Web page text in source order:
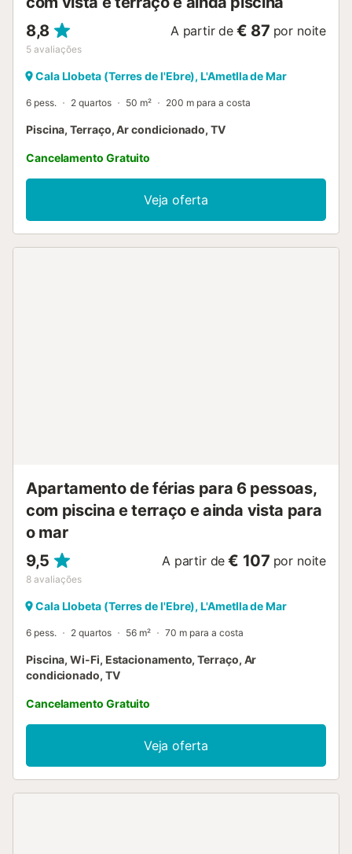
8,8
5 avaliações
A partir de € 87 por noite
Cala Llobeta (Terres de l'Ebre), L'Ametlla de Mar
6 pess. 2 quartos 50 m² 200 m para a costa
Piscina, Terraço, Ar condicionado, TV
Cancelamento Gratuito
Veja oferta
Apartamento de férias para 6 pessoas,
com piscina e terraço e ainda vista para
o mar
9,5
8 avaliações
A partir de € 107 por noite
Cala Llobeta (Terres de l'Ebre), L'Ametlla de Mar
6 pess. 2 quartos 56 m² 70 m para a costa
Piscina, Wi-Fi, Estacionamento, Terraço, Ar
condicionado, TV
Cancelamento Gratuito
Veja oferta